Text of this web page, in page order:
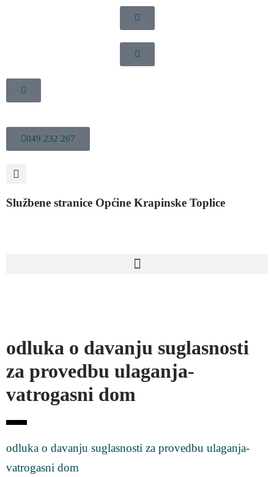
049 232 267
Službene stranice Općine Krapinske Toplice
odluka o davanju suglasnosti
za provedbu ulaganja-
vatrogasni dom
odluka o davanju suglasnosti za provedbu ulaganja-
vatrogasni dom